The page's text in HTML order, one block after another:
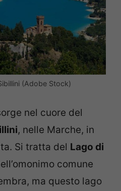
(Adobe Stock)
nel cuore del
, nelle Marche, in
Si tratta del Lago di
comune
ma questo lago